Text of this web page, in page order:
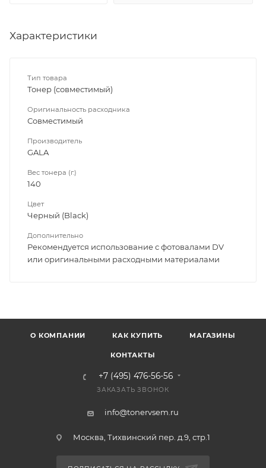
Характеристики
Тип товара
Тонер (совместимый)
Оригинальность расходника
Совместимый
Производитель
GALA
Вес тонера (г.)
140
Цвет
Черный (Black)
Дополнительно
Рекомендуется использование с фотовалами DV
или оригинальными расходными материалами
О КОМПАНИИ КАК КУПИТЬ МАГАЗИНЫ
КОНТАКТЫ
+7 (495) 476-56-56
ЗАКАЗАТЬ ЗВОНОК
info@tonervsem.ru
Москва, Тихвинский пер. д.9, стр.1